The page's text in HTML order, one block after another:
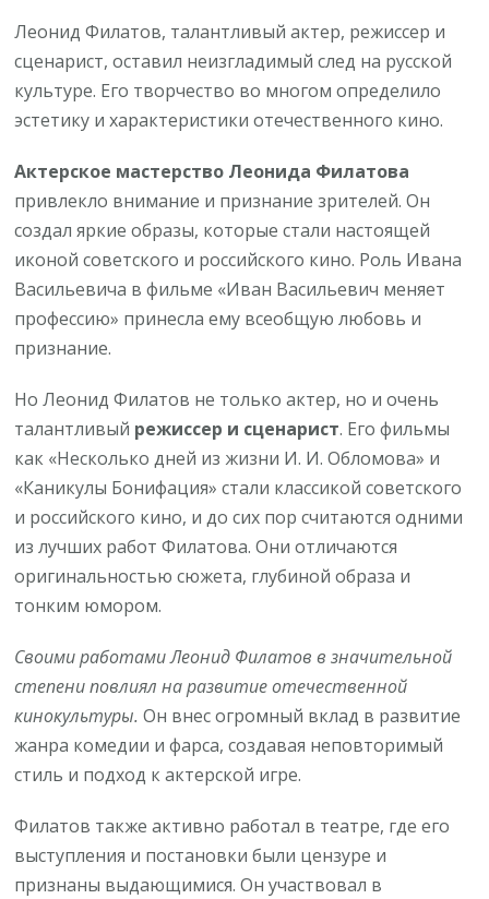
Леонид Филатов, талантливый актер, режиссер и
сценарист, оставил неизгладимый след на русской
культуре. Его творчество во многом определило
эстетику и характеристики отечественного кино.
Актерское мастерство Леонида Филатова
привлекло внимание и признание зрителей. Он
создал яркие образы, которые стали настоящей
иконой советского и российского кино. Роль Ивана
Васильевича в фильме «Иван Васильевич меняет
профессию» принесла ему всеобщую любовь и
признание.
Но Леонид Филатов не только актер, но и очень
талантливый режиссер и сценарист. Его фильмы
как «Несколько дней из жизни И. И. Обломова» и
«Каникулы Бонифация» стали классикой советского
и российского кино, и до сих пор считаются одними
из лучших работ Филатова. Они отличаются
оригинальностью сюжета, глубиной образа и
тонким юмором.
Своими работами Леонид Филатов в значительной
степени повлиял на развитие отечественной
кинокультуры. Он внес огромный вклад в развитие
жанра комедии и фарса, создавая неповторимый
стиль и подход к актерской игре.
Филатов также активно работал в театре, где его
выступления и постановки были цензуре и
признаны выдающимися. Он участвовал в